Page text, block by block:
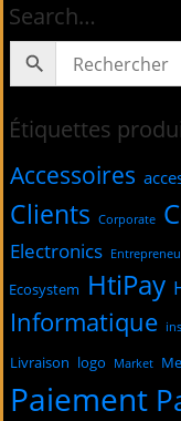
Search…
Étiquettes
Accessoires
Clients Corporate
Electronics
Ecosystem HtiPay
Informatique
Livraison logo Market
Paiement